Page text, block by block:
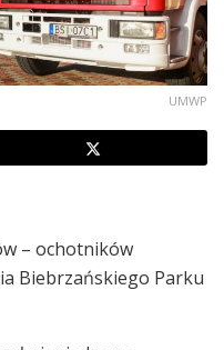
UMWP
– ochotników
Biebrzańskiego Parku